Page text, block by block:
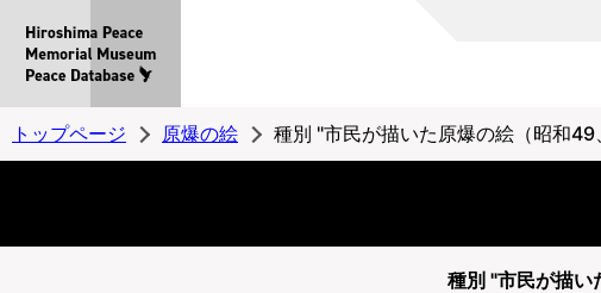
Peace
MemorialMuseum
Peace
Database
トップページ 原爆の絵 種別 "市民が描いた原爆の絵（昭和
種別 "市民が描い